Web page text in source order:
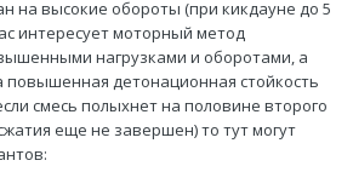
на высокие обороты (при кикдауне до 5
интересует моторный метод
нагрузками и оборотами, а
повышенная детонационная стойкость
смесь полыхнет на половине второго
еще не завершен) то тут могут